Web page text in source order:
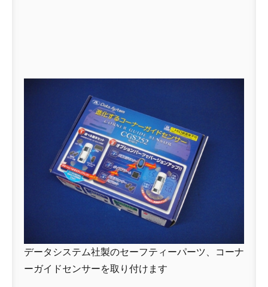
データシステム社製のセーフティーパーツ、コーナ
ーガイドセンサーを取り付けます